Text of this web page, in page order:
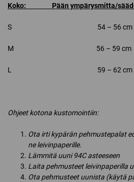
Koko: Pään ympärysmitta/
S 54 – 56 cm
M 56 – 59 cm
L 59 – 62 cm
Ohjeet kotona kustomointiin:
Ota irti kypärän pehmustepalat
ne leivinpaperille.
Lämmitä uuni 94C asteeseen
Laita pehmusteet leivinpaperilla
Ota pehmusteet uunista (käytä